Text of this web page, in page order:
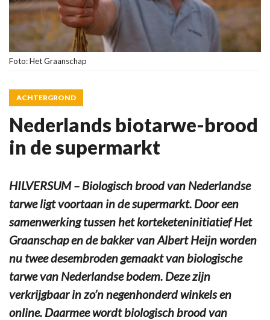
Foto: Het Graanschap
ACHTERGROND
Nederlands biotarwe-brood
in de supermarkt
HILVERSUM – Biologisch brood van Nederlandse
tarwe ligt voortaan in de supermarkt. Door een
samenwerking tussen het korteketeninitiatief Het
Graanschap en de bakker van Albert Heijn worden
nu twee desembroden gemaakt van biologische
tarwe van Nederlandse bodem. Deze zijn
verkrijgbaar in zo’n negenhonderd winkels en
online. Daarmee wordt biologisch brood van